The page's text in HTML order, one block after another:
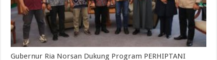
Gubernur Ria Norsan Dukung Program PERHIPTANI